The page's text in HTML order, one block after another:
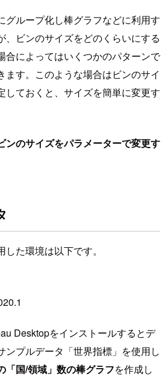
グループ化し棒グラフなどに利用す
、ビンのサイズをどのくらいにする
合によってはいくつかのパターンで
ます。このような場合はビンのサイ
しておくと、サイズを簡単に変更す
ンのサイズをパラメーターで変更す
た環境は以下です。
Desktopをインストールするとデ
ンプルデータ「世界指標」を使用し
「国/領域」数の棒グラフを作成し